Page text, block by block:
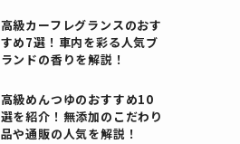
高級カーフレグランスのおす
すめ7選！車内を彩る人気ブ
ランドの香りを解説！
高級めんつゆのおすすめ10
選を紹介！無添加のこだわり
品や通販の人気を解説！